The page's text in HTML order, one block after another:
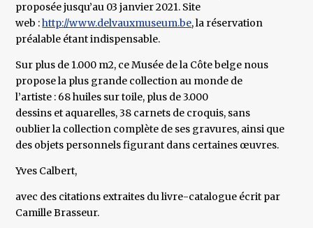
proposée jusqu’au 03 janvier 2021. Site
web :http://www.delvauxmuseum.be, la réservation
préalable étant indispensable.
Sur plus de 1.000 m2, ce Musée de la Côte belge nous
propose la plus grande collection au monde de
l’artiste : 68 huiles sur toile, plus de 3.000
dessins et aquarelles, 38 carnets de croquis, sans
oublier la collection complète de ses gravures, ainsi que
des objets personnels figurant dans certaines œuvres.
Yves Calbert,
avec des citations extraites du livre-catalogue écrit par
Camille Brasseur.